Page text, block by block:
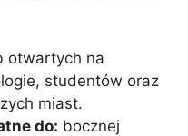
otwartych na
studentów oraz
miast.
do: bocznej